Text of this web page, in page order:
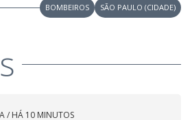
BOMBEIROS SÃO PAULO (CIDADE)
/ HÁ 10 MINUTOS